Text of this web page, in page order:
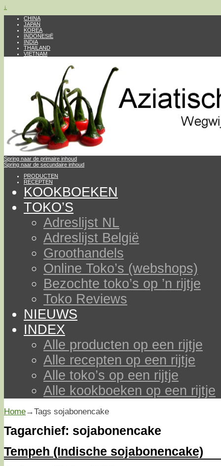
↓
CHINA
JAPAN
KOREA
INDONESIË
INDIA
THAILAND
VIETNAM
Spring naar de primaire inhoud
Spring naar de secundaire inhoud
PRODUCTEN
RECEPTEN
KOOKBOEKEN
TOKO’S
Adreslijst NL
Adreslijst België
Groothandels
Online Toko’s (webshops)
Bezochte toko’s op ’n rijtje
Toko Reviews
NIEUWS
INDEX
Alle producten op een rijtje
Alle recepten op een rijtje
Alle toko’s op een rijtje
Alle kookboeken op een rijtje
Home→Tags sojabonencake
Tagarchief: sojabonencake
Tempeh (Indische sojabonencake)